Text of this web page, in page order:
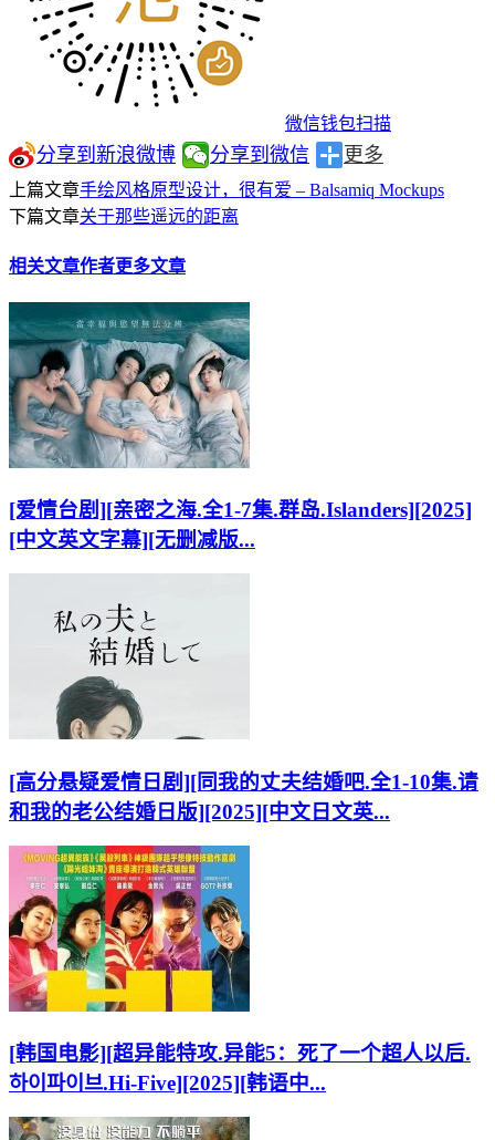
微信钱包扫描
分享到新浪微博 分享到微信 更多
上篇文章手绘风格原型设计，很有爱 – Balsamiq Mockups
下篇文章关于那些遥远的距离
相关文章作者更多文章
[爱情台剧][亲密之海.全1-7集.群岛.Islanders][2025]
[中文英文字幕][无删减版...
[高分悬疑爱情日剧][同我的丈夫结婚吧.全1-10集.请
和我的老公结婚日版][2025][中文日文英...
[韩国电影][超异能特攻.异能5：死了一个超人以后.
하이파이브.Hi-Five][2025][韩语中...